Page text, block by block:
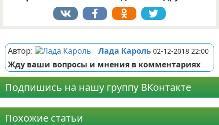
Автор: Лада Кароль 02-12-2018 22:00
Жду ваши вопросы и мнения в комментариях
Подпишись на нашу группу ВКонтакте
Похожие статьи